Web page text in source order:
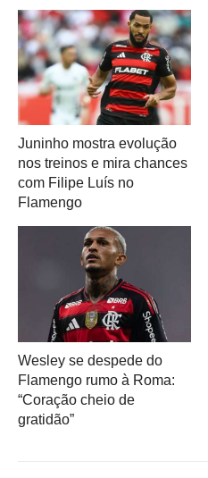
Juninho mostra evolução
nos treinos e mira chances
com Filipe Luís no
Flamengo
Wesley se despede do
Flamengo rumo à Roma:
“Coração cheio de
gratidão”